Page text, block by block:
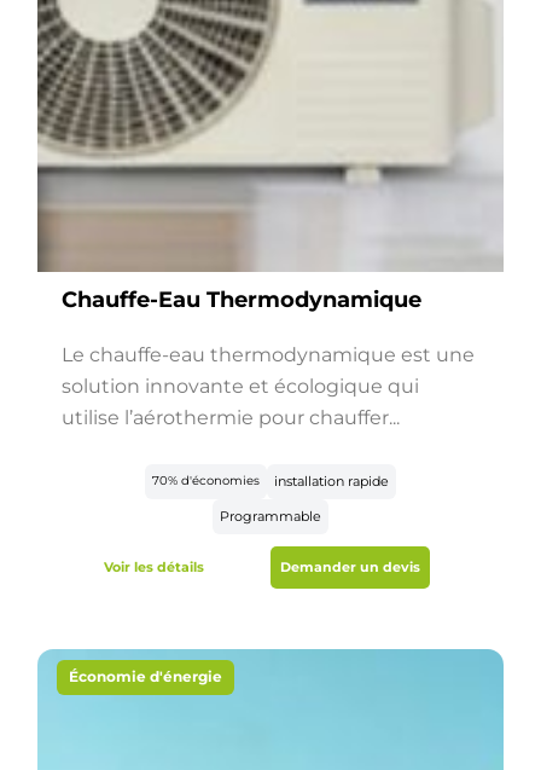
Chauffe-Eau Thermodynamique
Le chauffe-eau thermodynamique est une
solution innovante et écologique qui
utilise l’aérothermie pour chauffer...
70% d'économies installation rapide
Programmable
Voir les détails Demander un devis
Économie d'énergie